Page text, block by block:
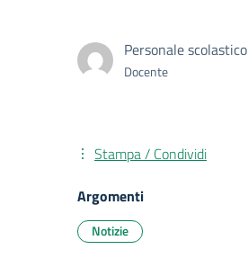
Personale scolastico
Docente
Stampa / Condividi
Argomenti
Notizie